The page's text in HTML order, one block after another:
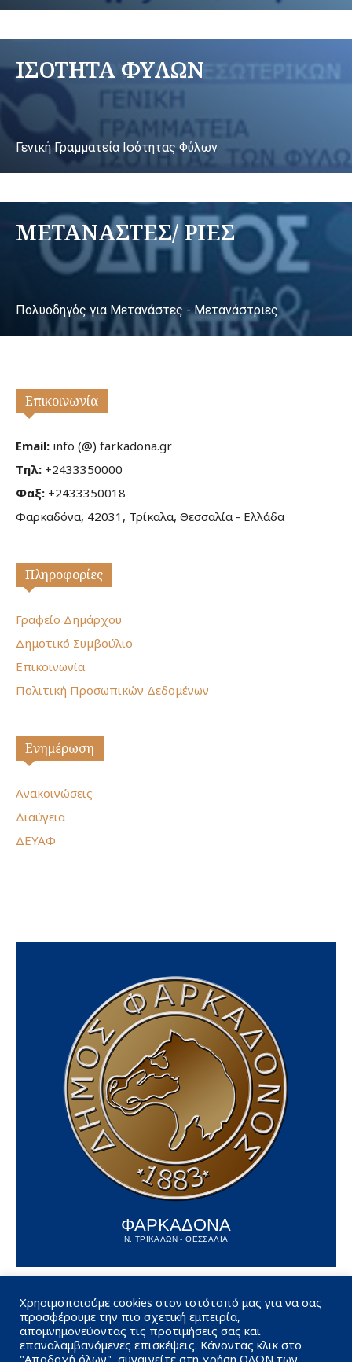
ΙΣΟΤΗΤΑ ΦΥΛΩΝ
Γενική Γραμματεία Ισότητας Φύλων
ΜΕΤΑΝΑΣΤΕΣ/ ΡΙΕΣ
Πολυοδηγός για Μετανάστες - Μετανάστριες
Επικοινωνία
Email: info (@) farkadona.gr
Τηλ: +2433350000
Φαξ: +2433350018
Φαρκαδόνα, 42031, Τρίκαλα, Θεσσαλία - Ελλάδα
Πληροφορίες
Γραφείο Δημάρχου
Δημοτικό Συμβούλιο
Επικοινωνία
Πολιτική Προσωπικών Δεδομένων
Ενημέρωση
Ανακοινώσεις
Διαύγεια
ΔΕΥΑΦ
ΦΑΡΚΑΔΟΝΑ
Ν. ΤΡΙΚΑΛΩΝ - ΘΕΣΣΑΛΙΑ
Χρησιμοποιούμε cookies στον ιστότοπό μας για να σας
προσφέρουμε την πιο σχετική εμπειρία,
απομνημονεύοντας τις προτιμήσεις σας και
επαναλαμβανόμενες επισκέψεις. Κάνοντας κλικ στο
"Αποδοχή όλων", συναινείτε στη χρήση ΟΛΩΝ των